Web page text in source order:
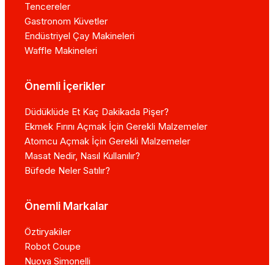
Tencereler
Gastronom Küvetler
Endüstriyel Çay Makineleri
Waffle Makineleri
Önemli İçerikler
Düdüklüde Et Kaç Dakikada Pişer?
Ekmek Fırını Açmak İçin Gerekli Malzemeler
Atomcu Açmak İçin Gerekli Malzemeler
Masat Nedir, Nasıl Kullanılır?
Büfede Neler Satılır?
Önemli Markalar
Öztiryakiler
Robot Coupe
Nuova Simonelli